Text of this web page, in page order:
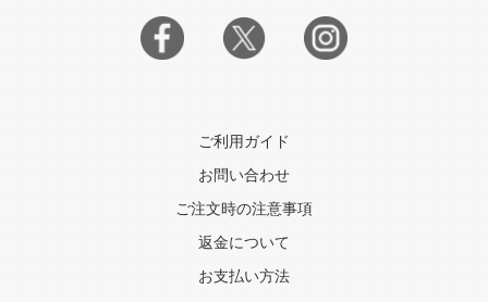
ご利用ガイド
お問い合わせ
ご注文時の注意事項
返金について
お支払い方法